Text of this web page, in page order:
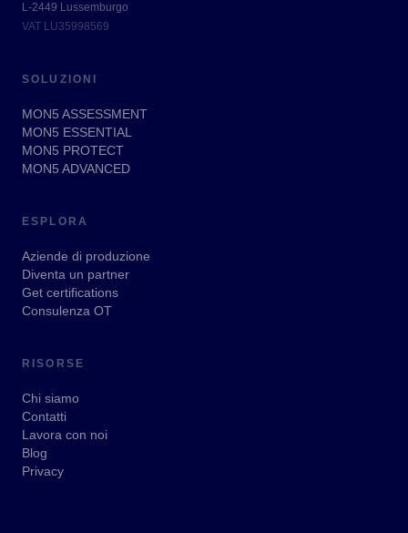
L-2449 Lussemburgo
VAT LU35998569
SOLUZIONI
MON5 ASSESSMENT
MON5 ESSENTIAL
MON5 PROTECT
MON5 ADVANCED
ESPLORA
Aziende di produzione
Diventa un partner
Get certifications
Consulenza OT
RISORSE
Chi siamo
Contatti
Lavora con noi
Blog
Privacy